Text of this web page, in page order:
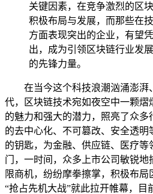
关键因素，在竞争激烈的区
积极布局与发展，而那些在
方面表现突出的企业，有望
出，成为引领区块链行业发
的先锋力量。
在当今这个科技浪潮汹涌澎
代，区块链技术宛如夜空中一颗
的魅力和强大的潜力，照亮了众
的去中心化、不可篡改、安全透
的钥匙，为金融、供应链、医疗等
门，一时间，众多上市公司敏锐
限商机，纷纷摩拳擦掌，积极布
“抢占先机大战”就此拉开帷幕，目